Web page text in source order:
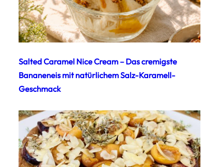
Salted Caramel Nice Cream – Das cremigste
Bananeneis mit natürlichem Salz-Karamell-
Geschmack